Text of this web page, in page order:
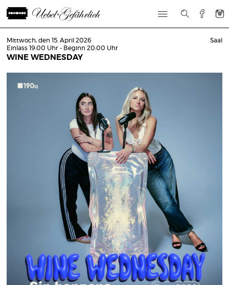
Mittwoch, den 15. April 2026
Einlass 19:00 Uhr - Beginn 20:00 Uhr
WINE WEDNESDAY
Saal